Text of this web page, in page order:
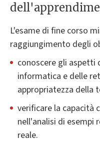
L'esame di fine corso
raggiungimento degli
conoscere gli aspetti
informatica e delle
appropriatezza della
verificare la capacità
nell'analisi di
reale.